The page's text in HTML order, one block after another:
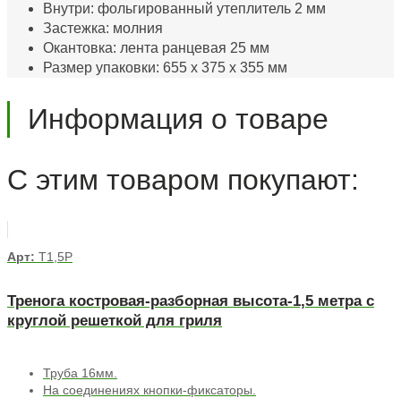
Внутри: фольгированный утеплитель 2 мм
Застежка: молния
Окантовка: лента ранцевая 25 мм
Размер упаковки: 655 х 375 х 355 мм
Информация о товаре
С этим товаром покупают:
Арт: Т1,5Р
Тренога костровая-разборная высота-1,5 метра с
круглой решеткой для гриля
Труба 16мм.
На соединениях кнопки-фиксаторы.